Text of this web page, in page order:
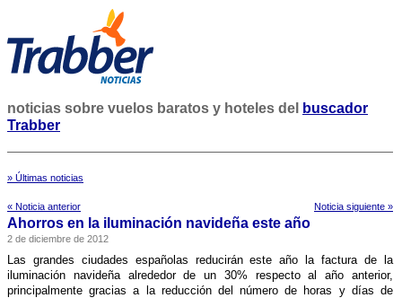
noticias sobre vuelos baratos y hoteles del
buscador
Trabber
» Últimas noticias
« Noticia anterior Noticia siguiente »
Ahorros en la iluminación navideña este año
2 de diciembre de 2012
Las grandes ciudades españolas reducirán este año la factura de la
iluminación navideña alrededor de un 30% respecto al año anterior,
principalmente gracias a la reducción del número de horas y dí­as de